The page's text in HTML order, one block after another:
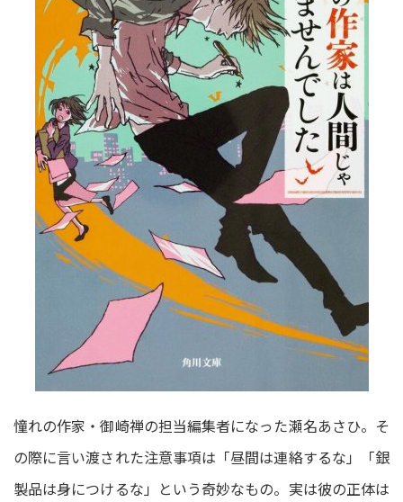
憧れの作家・御崎禅の担当編集者になった瀬名あさひ。そ
の際に言い渡された注意事項は「昼間は連絡するな」「銀
製品は身につけるな」という奇妙なもの。実は彼の正体は